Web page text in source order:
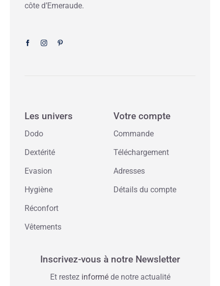
côte d’Emeraude.
Les univers
Dodo
Dextérité
Evasion
Hygiène
Réconfort
Vêtements
Votre compte
Commande
Téléchargement
Adresses
Détails du compte
Inscrivez-vous à notre Newsletter
Et restez informéde notre actualité